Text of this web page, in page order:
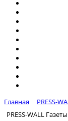
Главная
PRESS-
PRESS-WALL